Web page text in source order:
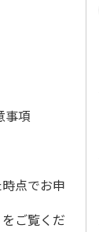
項
点でお申
ご覧くだ